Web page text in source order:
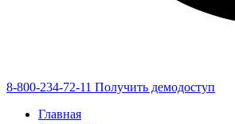
8-800-234-72-11 Получить демодоступ
Главная